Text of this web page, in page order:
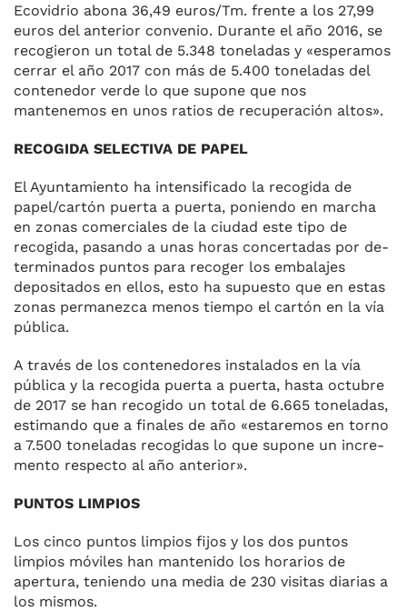
Ecovidrio abona 36,49 euros/Tm. frente a los 27,99
euros del anterior con­venio. Durante el año 2016, se
re­cogieron un total de 5.348 tone­ladas y «esperamos
cerrar el año 2017 con más de 5.400 toneladas del
contenedor verde lo que su­pone que nos
mantenemos en unos ratios de recuperación altos».
RECOGIDA SELECTIVA DE PAPEL
El Ayuntamiento ha intensificado la recogida de
papel/cartón puer­ta a puerta, poniendo en marcha
en zonas comerciales de la ciudad este tipo de
recogida, pasando a unas horas concertadas por de­
terminados puntos para recoger los embalajes
depositados en ellos, esto ha supuesto que en estas
zo­nas permanezca menos tiempo el cartón en la vía
pública.
A través de los contenedores ins­talados en la vía
pública y la reco­gida puerta a puerta, hasta octu­bre
de 2017 se han recogido un total de 6.665 toneladas,
estiman­do que a finales de año «estare­mos en torno
a 7.500 toneladas recogidas lo que supone un incre­
mento respecto al año anterior».
PUNTOS LIMPIOS
Los cinco puntos limpios fijos y los dos puntos
limpios móviles han mantenido los horarios de
apertura, teniendo una media de 230 visitas diarias a
los mismos.